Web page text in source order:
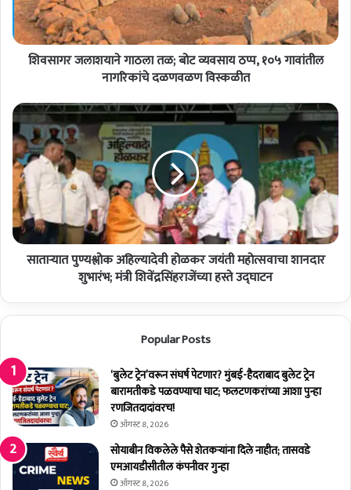
ला
श
या
ला
त
ळ
;
बो
ट
व्य
व
सा
,
५
गा
वां
ती
ल
ना
ग
रि
शिवसागर जलाशयाने गाठला तळ; बोट व्यवसाय ठप्प, १०५ गावांतील
नागरिकांचे दळणवळण विस्कळीत
सा
ता
ऱ्या
त
ण्य
श्लो
क
अ
वी
क
र
ज
यं
ती
म
हो
त्स
साताऱ्यात पुण्यश्लोक अहिल्यादेवी होळकर जयंती महोत्सवाचा शानदार
शुभारंभ; मंत्री शिवेंद्रसिंहराजेंच्या हस्ते उद्घाटन
Popular Posts
‘बुलेट ट्रेन’वरून संघर्ष पेटणार? मुंबई-हैदराबाद बुलेट ट्रेन
बारामतीकडे पळवण्याचा घाट; फलटणकरांच्या आशा पुन्हा
रणजितदादांवरच!
ऑगस्ट 8, 2026
सोयाबीन विकलेले पैसे शेतकर्‍यांना दिले नाहीत; तासवडे
एमआयडीसीतील कंपनीवर गुन्हा
ऑगस्ट 8, 2026